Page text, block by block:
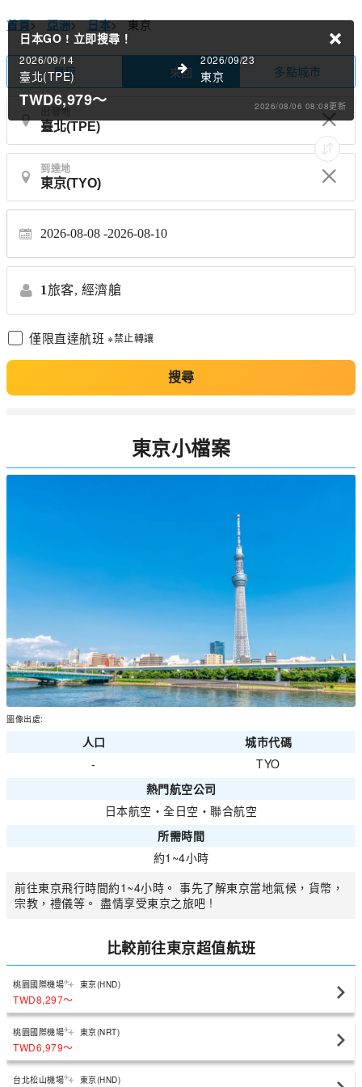
首頁> 亞洲> 日本> 東京
單程 來回 多點城市
出發地
到達地
2026-08-08 2026-08-10
1旅客, 經濟艙
僅限直達航班 ※禁止轉讓
搜尋
日本GO ! 立即搜尋！
2026/09/14
臺北(TPE)
2026/09/23
東京
TWD6,979～ 2026/08/06 08:08更新
東京小檔案
圖像出處:
人口
城市代碼
-
TYO
熱門航空公司
日本航空 ・全日空 ・聯合航空
所需時間
約1~4小時
前往東京飛行時間約1~4小時。 事先了解東京當地氣候，貨幣，
宗教，禮儀等。 盡情享受東京之旅吧 !
比較前往東京超值航班
桃園國際機場 東京(HND)
TWD8,297〜
桃園國際機場 東京(NRT)
TWD6,979〜
台北松山機場 東京(HND)